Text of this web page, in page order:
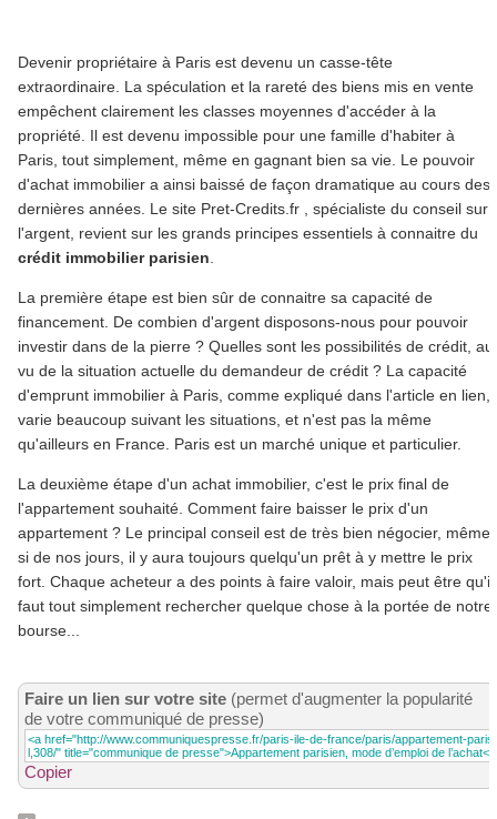
Devenir propriétaire à Paris est devenu un casse-tête
extraordinaire. La spéculation et la rareté des biens mis en vente
empêchent clairement les classes moyennes d'accéder à la
propriété. Il est devenu impossible pour une famille d'habiter à
Paris, tout simplement, même en gagnant bien sa vie. Le pouvoir
d'achat immobilier a ainsi baissé de façon dramatique au cours des
dernières années. Le site Pret-Credits.fr , spécialiste du conseil sur
l'argent, revient sur les grands principes essentiels à connaitre du
crédit immobilier parisien
La première étape est bien sûr de connaitre sa capacité de
financement. De combien d'argent disposons-nous pour pouvoir
investir dans de la pierre ? Quelles sont les possibilités de crédit, au
vu de la situation actuelle du demandeur de crédit ? La capacité
d'emprunt immobilier à Paris, comme expliqué dans l'article en lien,
varie beaucoup suivant les situations, et n'est pas la même
qu'ailleurs en France. Paris est un marché unique et particulier.
La deuxième étape d'un achat immobilier, c'est le prix final de
l'appartement souhaité. Comment faire baisser le prix d'un
appartement ? Le principal conseil est de très bien négocier, même
si de nos jours, il y aura toujours quelqu'un prêt à y mettre le prix
fort. Chaque acheteur a des points à faire valoir, mais peut être qu'il
faut tout simplement rechercher quelque chose à la portée de notre
bourse...
Faire un lien sur votre site (permet d'augmenter la popularité
de votre communiqué de presse)
Copier